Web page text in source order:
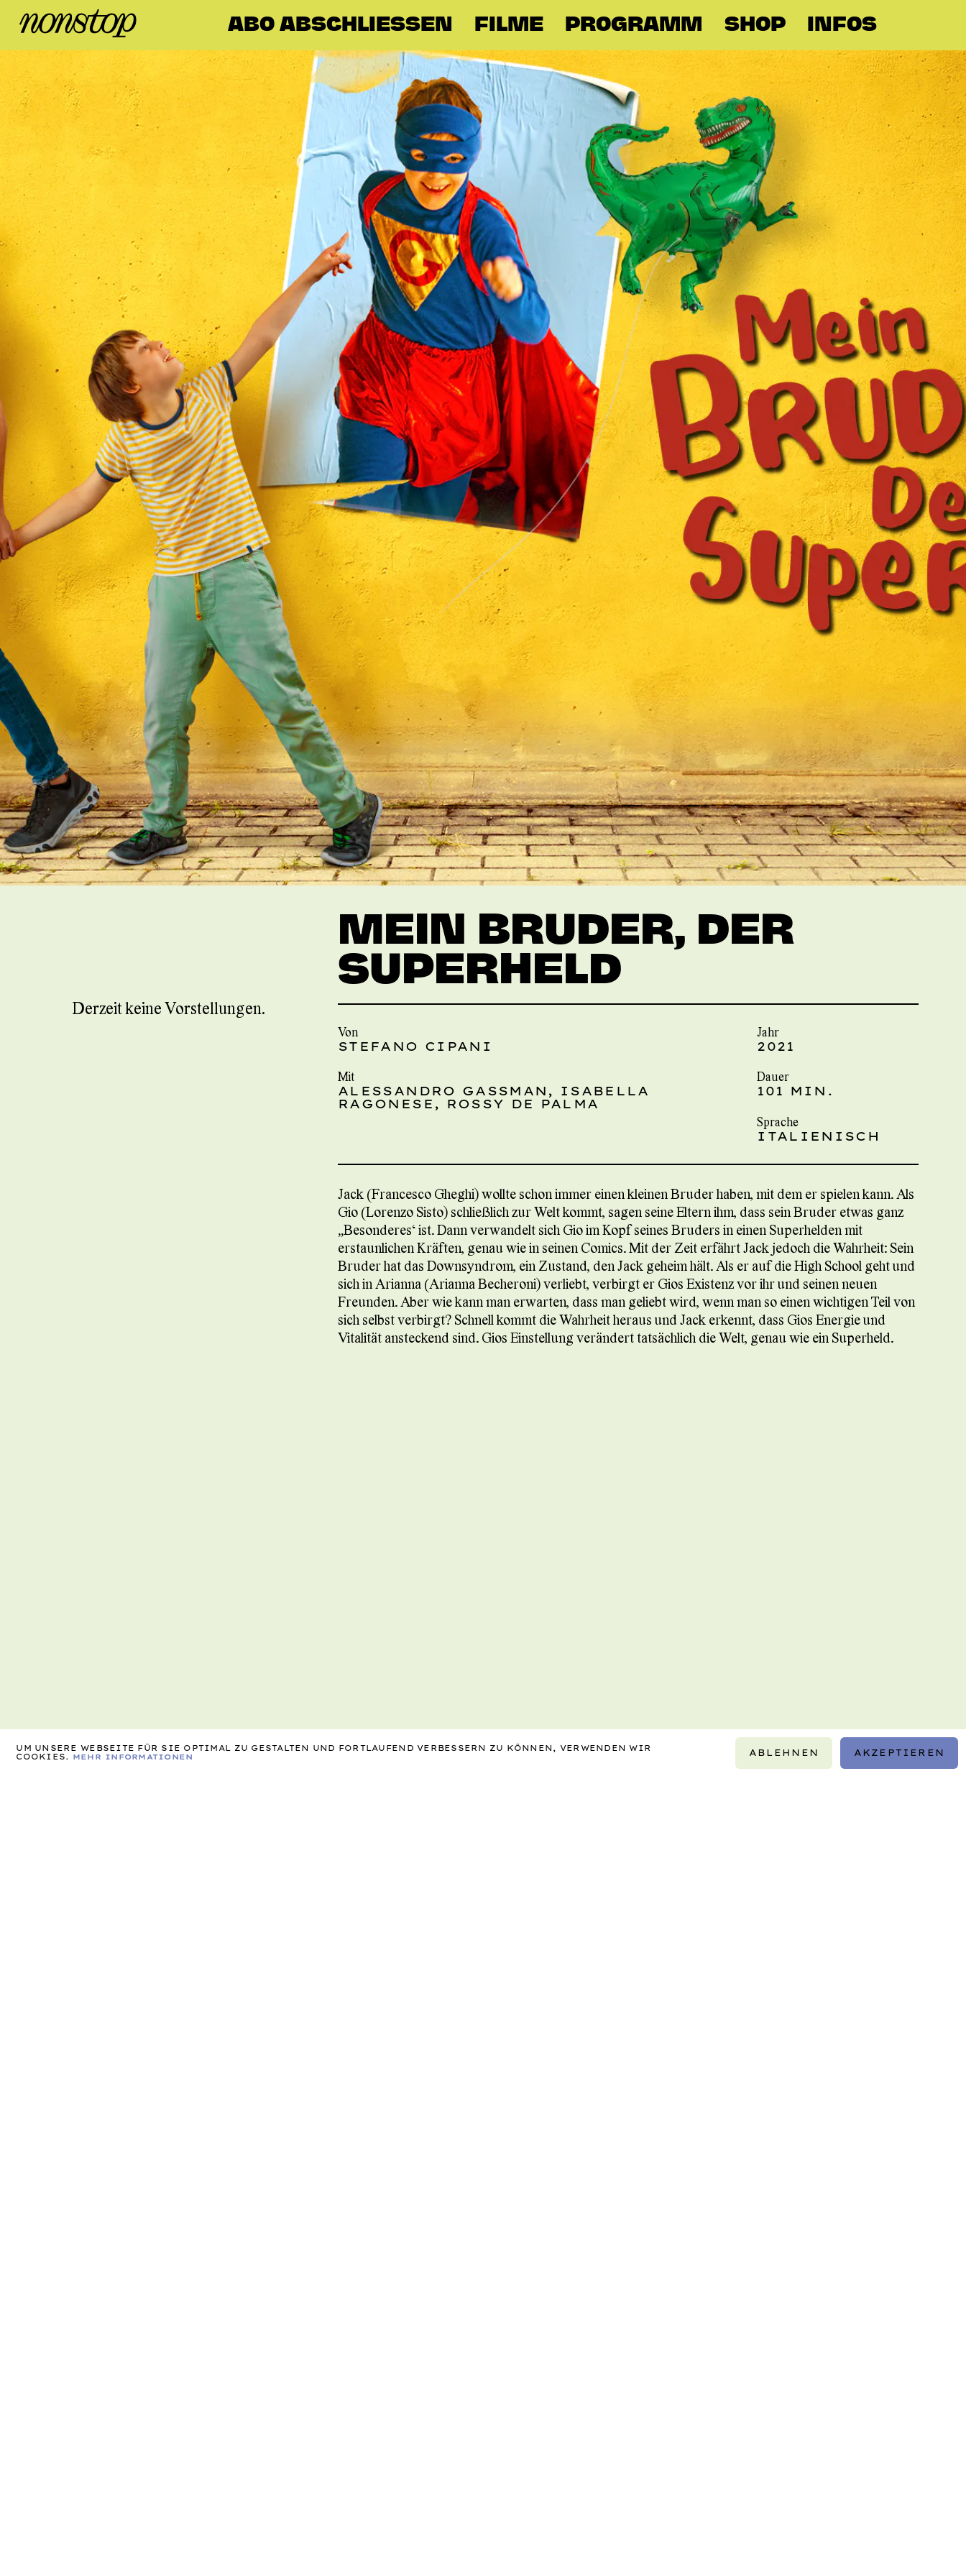
ABO ABSCHLIESSEN FILME PROGRAMM SHOP INFOS
Derzeit keine Vorstellungen.
MEIN BRUDER, DER
SUPERHELD
Von
STEFANO CIPANI
Mit
ALESSANDRO GASSMAN, ISABELLA
RAGONESE, ROSSY DE PALMA
Jahr
2021
Dauer
101 MIN.
Sprache
ITALIENISCH
Jack (Francesco Gheghi) wollte schon immer einen kleinen Bruder haben, mit dem er spielen kann. Als
Gio (Lorenzo Sisto) schließlich zur Welt kommt, sagen seine Eltern ihm, dass sein Bruder etwas ganz
„Besonderes“ ist. Dann verwandelt sich Gio im Kopf seines Bruders in einen Superhelden mit
erstaunlichen Kräften, genau wie in seinen Comics. Mit der Zeit erfährt Jack jedoch die Wahrheit: Sein
Bruder hat das Downsyndrom, ein Zustand, den Jack geheim hält. Als er auf die High School geht und
sich in Arianna (Arianna Becheroni) verliebt, verbirgt er Gios Existenz vor ihr und seinen neuen
Freunden. Aber wie kann man erwarten, dass man geliebt wird, wenn man so einen wichtigen Teil von
sich selbst verbirgt? Schnell kommt die Wahrheit heraus und Jack erkennt, dass Gios Energie und
Vitalität ansteckend sind. Gios Einstellung verändert tatsächlich die Welt, genau wie ein Superheld.
UM UNSERE WEBSEITE FÜR SIE OPTIMAL ZU GESTALTEN UND FORTLAUFEND VERBESSERN ZU KÖNNEN, VERWENDEN WIR
COOKIES. MEHR INFORMATIONEN ABLEHNEN AKZEPTIEREN